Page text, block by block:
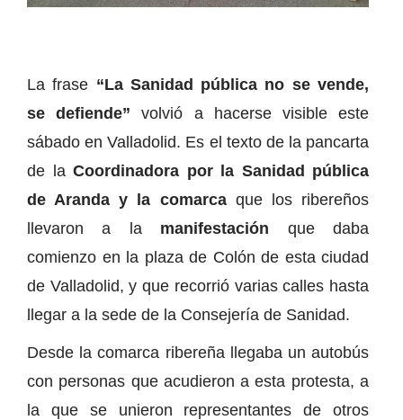
La frase “La Sanidad pública no se vende,
se defiende” volvió a hacerse visible este
sábado en Valladolid. Es el texto de la pancarta
de la Coordinadora por la Sanidad pública
de Aranda y la comarca que los ribereños
llevaron a la manifestación que daba
comienzo en la plaza de Colón de esta ciudad
de Valladolid, y que recorrió varias calles hasta
llegar a la sede de la Consejería de Sanidad.
Desde la comarca ribereña llegaba un autobús
con personas que acudieron a esta protesta, a
la que se unieron representantes de otros